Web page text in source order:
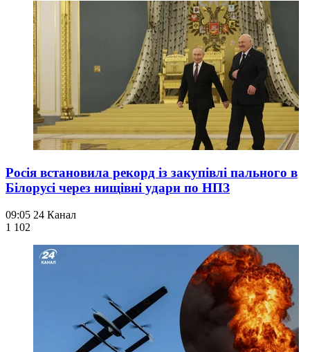
Росія встановила рекорд із закупівлі пального в
Білорусі через нищівні удари по НПЗ
09:05 24 Канал
1 102